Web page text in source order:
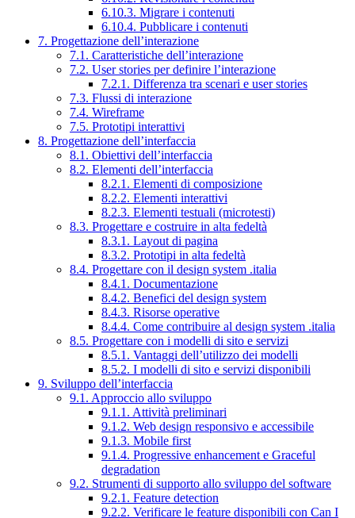
6.10.3. Migrare i contenuti
6.10.4. Pubblicare i contenuti
7. Progettazione dell’interazione
7.1. Caratteristiche dell’interazione
7.2. User stories per definire l’interazione
7.2.1. Differenza tra scenari e user stories
7.3. Flussi di interazione
7.4. Wireframe
7.5. Prototipi interattivi
8. Progettazione dell’interfaccia
8.1. Obiettivi dell’interfaccia
8.2. Elementi dell’interfaccia
8.2.1. Elementi di composizione
8.2.2. Elementi interattivi
8.2.3. Elementi testuali (microtesti)
8.3. Progettare e costruire in alta fedeltà
8.3.1. Layout di pagina
8.3.2. Prototipi in alta fedeltà
8.4. Progettare con il design system .italia
8.4.1. Documentazione
8.4.2. Benefici del design system
8.4.3. Risorse operative
8.4.4. Come contribuire al design system .italia
8.5. Progettare con i modelli di sito e servizi
8.5.1. Vantaggi dell’utilizzo dei modelli
8.5.2. I modelli di sito e servizi disponibili
9. Sviluppo dell’interfaccia
9.1. Approccio allo sviluppo
9.1.1. Attività preliminari
9.1.2. Web design responsivo e accessibile
9.1.3. Mobile first
9.1.4. Progressive enhancement e Graceful
degradation
9.2. Strumenti di supporto allo sviluppo del software
9.2.1. Feature detection
9.2.2. Verificare le feature disponibili con Can I